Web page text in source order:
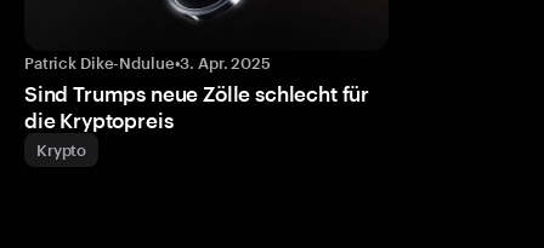
Patrick Dike-Ndulue•3. Apr. 2025
Sind Trumps neue Zölle schlecht für
die Kryptopreis
Krypto